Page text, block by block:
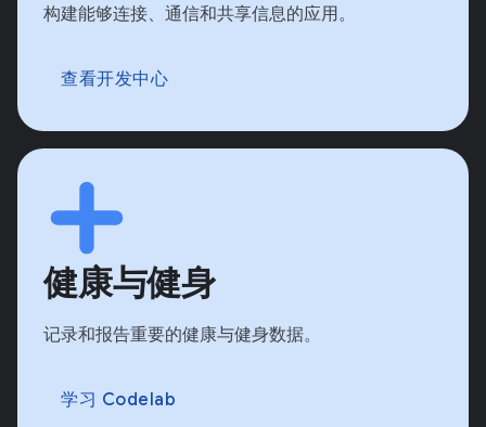
构建能够连接、通信和共享信息的应用。
查看开发中心
健康与健身
记录和报告重要的健康与健身数据。
学习 Codelab